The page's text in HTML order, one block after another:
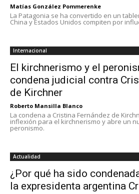
Matías González Pommerenke
La Patagonia se ha convertido en un
China y Estados Unidos compiten por
Internacional
El kirchnerismo y el
condena judicial contra
de Kirchner
Roberto Mansilla Blanco
La condena a Cristina Fernández de
inflexión para el kirchnerismo y abre un
peronismo.
Actualidad
¿Por qué ha sido
la expresidenta argentina